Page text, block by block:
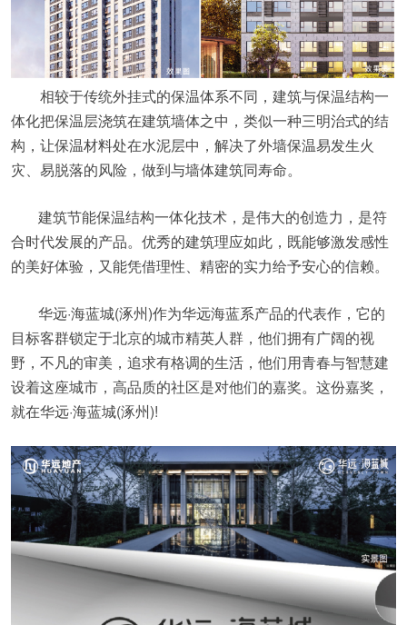
相较于传统外挂式的保温体系不同，建筑与保温结构一
体化把保温层浇筑在建筑墙体之中，类似一种三明治式的结
构，让保温材料处在水泥层中，解决了外墙保温易发生火
灾、易脱落的风险，做到与墙体建筑同寿命。
建筑节能保温结构一体化技术，是伟大的创造力，是符
合时代发展的产品。优秀的建筑理应如此，既能够激发感性
的美好体验，又能凭借理性、精密的实力给予安心的信赖。
华远·海蓝城(涿州)作为华远海蓝系产品的代表作，它的
目标客群锁定于北京的城市精英人群，他们拥有广阔的视
野，不凡的审美，追求有格调的生活，他们用青春与智慧建
设着这座城市，高品质的社区是对他们的嘉奖。这份嘉奖，
就在华远·海蓝城(涿州)!